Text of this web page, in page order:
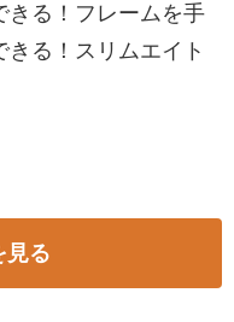
きる！フレームを手
る！スリムエイト
見る